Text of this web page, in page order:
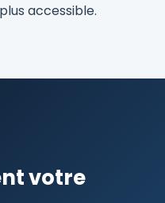
accessible.
votre